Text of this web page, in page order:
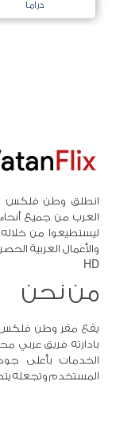
دراما
انطلق وطن فلكس
العرب من جميع
ليستطيعوا من
HD
من نحن
يقع مقر وطن فلكس
بادارته فريق عربي
الخدمات بأعلى
المستخدم وتجعله